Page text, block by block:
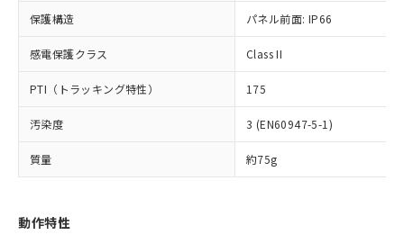
保護構造 パネル前面: IP66
感電保護クラス Class II
PTI（トラッキング特性） 175
汚染度 3 (EN60947-5-1)
質量 約75g
動作特性
メンバーズにご登録されている必要が
あります。
登録された部品リストについて、当社
および当社の共同利用者が、当社の製
品・サービスに関するお客様との取
引・商談に必要な範囲で利用すること
※当社の共同利用者とは、"個人情報
※3 非含有証明書ダウンロード
下記の非含有証明書をダウンロードするこ
EU RoHS指令（10物質）の非含有証明書
及ぼさない年数を意味します。
「－」：未確認です。当社販売部門へお問
い合わせください。
法に輸出するおそれがある場合は、取
り引きをいたしません。
キャンセル
情報を公開していない機種